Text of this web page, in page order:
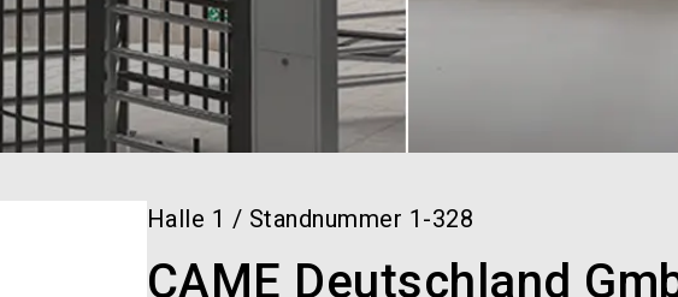
Halle 1 / Standnummer 1-328
CAME Deutschland